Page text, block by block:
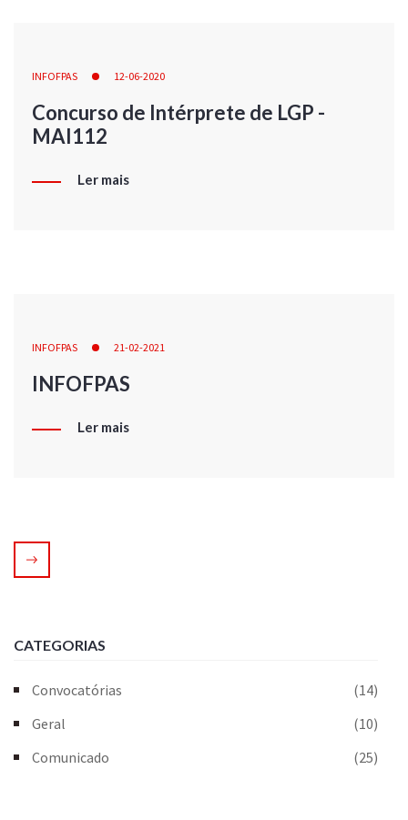
INFOFPAS 12-06-2020
Concurso de Intérprete de LGP -
MAI112
Ler mais
INFOFPAS 21-02-2021
INFOFPAS
Ler mais
CATEGORIAS
Convocatórias
(14)
Geral
(10)
Comunicado
(25)